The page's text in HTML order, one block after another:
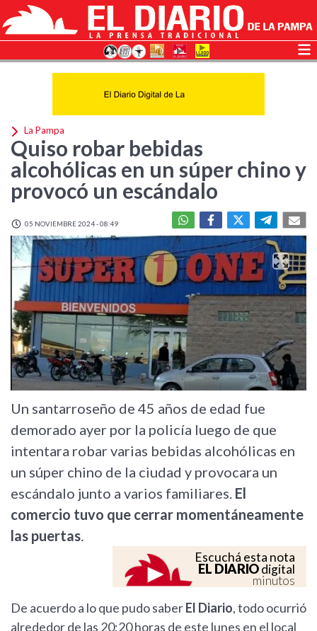
La Pampa
Quiso robar bebidas
alcohólicas en un súper chino y
provocó un escándalo
05 NOVIEMBRE 2024 - 08:49
Un santarroseño de 45 años de edad fue
demorado ayer por la policía luego de que
intentara robar varias bebidas alcohólicas en
un súper chino de la ciudad y provocara un
escándalo junto a varios familiares. El
comercio tuvo que cerrar momentáneamente
las puertas.
Escuchá esta nota
EL DIARIOdigital
minutos
De acuerdo a lo que pudo saberEl Diario, todo ocurrió
alrededor de las 20:20 horas de este lunes en el local